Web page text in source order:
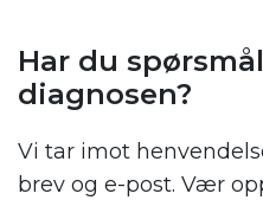
Har du
diagnosen?
Vi tar imot
brev og e-post. Vær